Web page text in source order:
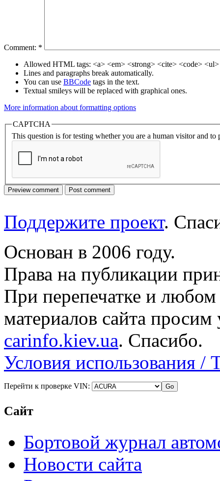
Comment: *
Allowed HTML tags: <a> <em> <strong> <cite> <code>
Lines and paragraphs break automatically.
You can use BBCode tags in the text.
Textual smileys will be replaced with graphical ones.
More information about formatting options
CAPTCHA
This question is for testing whether you are a human visitor and to
Поддержите проект.
Основан в 2006 году.
Права на публикации
При перепечатке и
материалов сайта просим
carinfo.kiev.ua. Спасибо.
Условия использования /
Перейти к проверке VIN:
Сайт
Бортовой журнал
Новости сайта